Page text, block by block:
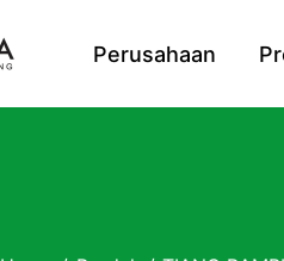
Perusahaan